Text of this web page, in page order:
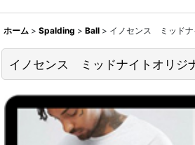
ホーム > Spalding > Ball > イノセンス ミッドナ
イノセンス ミッドナイトオリジ